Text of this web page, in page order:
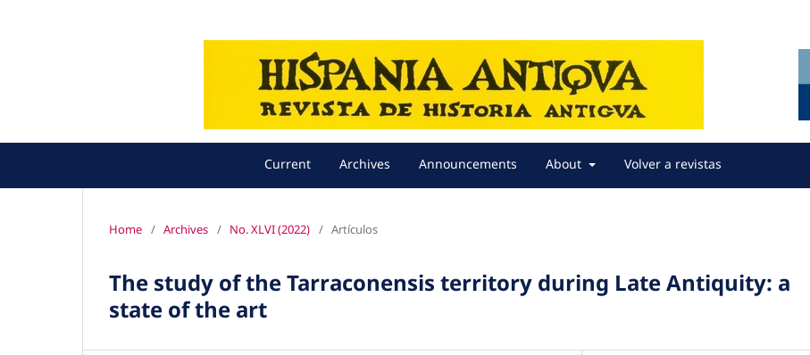
Current Archives Announcements About Volver a revistas
Home / Archives / No. XLVI (2022) / Artículos
The study of the Tarraconensis territory during Late Antiquity: a
state of the art